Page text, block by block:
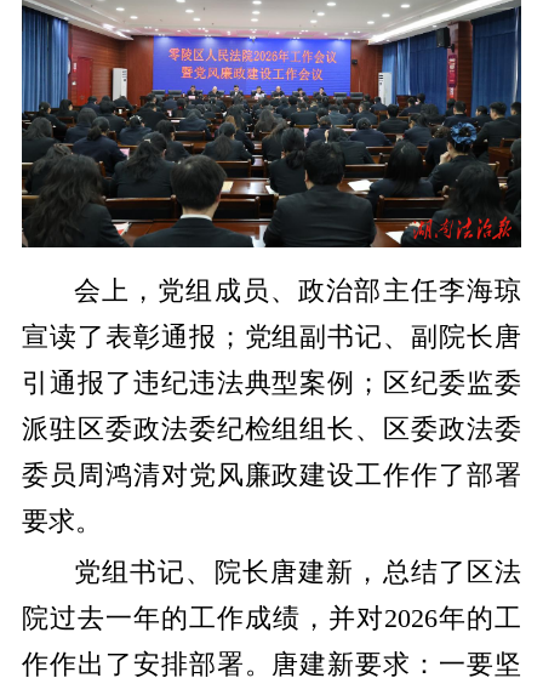
会上，党组成员、政治部主任李海琼
宣读了表彰通报；党组副书记、副院长唐
引通报了违纪违法典型案例；区纪委监委
派驻区委政法委纪检组组长、区委政法委
委员周鸿清对党风廉政建设工作作了部署
要求。
党组书记、院长唐建新，总结了区法
院过去一年的工作成绩，并对2026年的工
作作出了安排部署。唐建新要求：一要坚